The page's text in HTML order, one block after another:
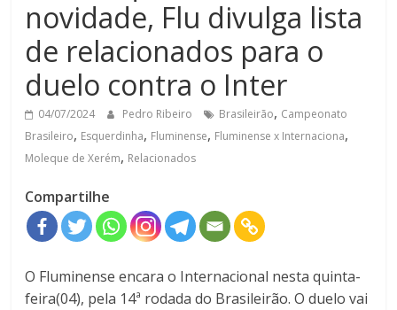
novidade, Flu divulga lista
de relacionados para o
duelo contra o Inter
04/07/2024 Pedro Ribeiro Brasileirão, Campeonato
Brasileiro, Esquerdinha, Fluminense, Fluminense x Internaciona,
Moleque de Xerém, Relacionados
Compartilhe
O Fluminense encara o Internacional nesta quinta-
feira(04), pela 14ª rodada do Brasileirão. O duelo vai